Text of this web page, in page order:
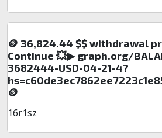
🪙 36,824.44 $$ withdrawal
Continue 💥▶ graph.org/
3682444-USD-04-21-4?
🪙
16r1sz